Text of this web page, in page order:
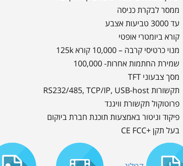
ממסר לבקרת כניסה
עד 3000 טביעות אצבע
קורא ביומטרי אופטי
מנוי כרטיסי קרבה – 10,000 קורא 125k
שמירת החתמות אחרות- 100,000
מסך צבעוני TFT
תקשורות RS232/485, TCP/IP, USB-host
פרוטוקול תקשורת וויגנד
פיקוד וניטור באמצעות תוכנת חברת ביוקום
בעל תקן +CE FCC